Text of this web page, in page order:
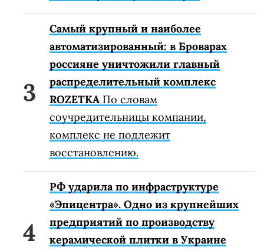
Самый крупный и наиболее
автоматизированный: в Броварах
россияне уничтожили главный
распределительный комплекс
ROZETKA По словам
соучредительницы компании,
комплекс не подлежит
восстановлению.
РФ ударила по инфраструктуре
«Эпицентра». Одно из крупнейших
предприятий по производству
керамической плитки в Украине